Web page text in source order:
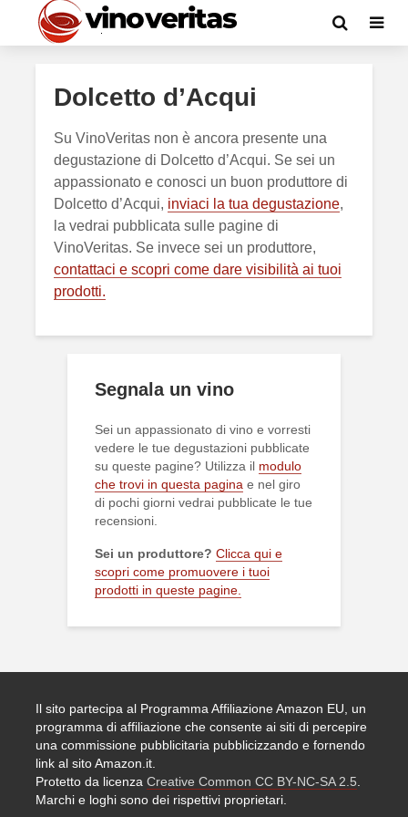
Dolcetto d’Acqui
Su VinoVeritas non è ancora presente una
degustazione di Dolcetto d’Acqui. Se sei un
appassionato e conosci un buon produttore di
Dolcetto d’Acqui, inviaci la tua degustazione,
la vedrai pubblicata sulle pagine di
VinoVeritas. Se invece sei un produttore,
contattaci e scopri come dare visibilità ai tuoi
prodotti.
Segnala un vino
Sei un appassionato di vino e vorresti
vedere le tue degustazioni pubblicate
su queste pagine? Utilizza il modulo
che trovi in questa pagina e nel giro
di pochi giorni vedrai pubblicate le tue
recensioni.
Sei un produttore? Clicca qui e
scopri come promuovere i tuoi
prodotti in queste pagine.
Il sito partecipa al Programma Affiliazione Amazon EU, un
programma di affiliazione che consente ai siti di percepire
una commissione pubblicitaria pubblicizzando e fornendo
link al sito Amazon.it.
Protetto da licenza Creative Common CC BY-NC-SA 2.5
Marchi e loghi sono dei rispettivi proprietari.